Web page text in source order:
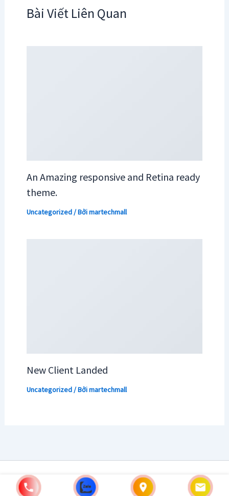
Bài Viết Liên Quan
An Amazing responsive and Retina ready
theme.
Uncategorized/ Bởimartechmall
New Client Landed
Uncategorized/ Bởimartechmall
Copyright © 2026 | Powered by [MarTechMall]